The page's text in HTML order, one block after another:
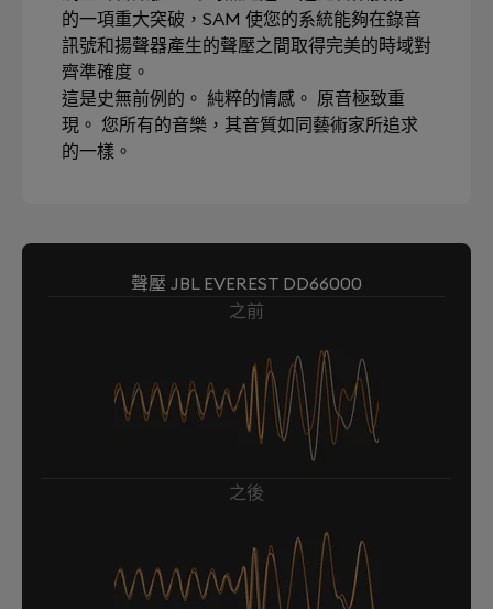
的一項重大突破，SAM 使您的系統能夠在錄音
訊號和揚聲器產生的聲壓之間取得完美的時域對
齊準確度。
這是史無前例的。 純粹的情感。 原音極致重
現。 您所有的音樂，其音質如同藝術家所追求
的一樣。
聲壓 JBL EVEREST DD66000
之前
之後